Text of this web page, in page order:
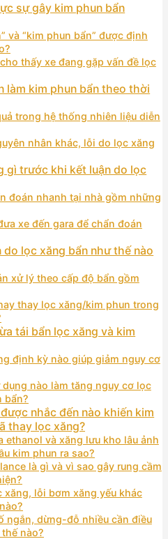
sự gây kim phun bẩn
và “kim phun bẩn” được định
thấy xe đang gặp vấn đề lọc
làm kim phun bẩn theo thời
trong hệ thống nhiên liệu diễn
nhân khác, lỗi do lọc xăng
gì trước khi kết luận do lọc
đoán nhanh tại nhà gồm những
xe đến gara để chẩn đoán
do lọc xăng bẩn như thế nào
xử lý theo cấp độ bẩn gồm
thay lọc xăng/kim phun trong
tái bẩn lọc xăng và kim
định kỳ nào giúp giảm nguy cơ
nào làm tăng nguy cơ lọc
bẩn?
nhắc đến nào khiến kim
thay lọc xăng?
ethanol và xăng lưu kho lâu ảnh
kim phun ra sao?
là gì và vì sao gây rung cầm
xăng, lỗi bơm xăng yếu khác
ngắn, dừng-đỗ nhiều cần điều
nào?